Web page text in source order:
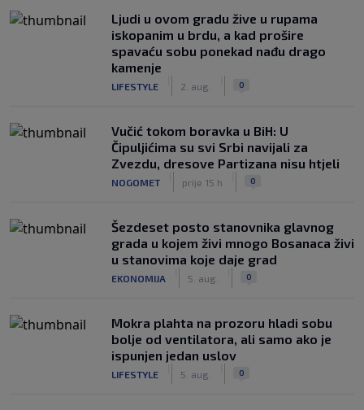
Ljudi u ovom gradu žive u rupama
iskopanim u brdu, a kad prošire
spavaću sobu ponekad nađu drago
kamenje
LIFESTYLE 2. aug. 0
Vučić tokom boravka u BiH: U
Čipuljićima su svi Srbi navijali za
Zvezdu, dresove Partizana nisu htjeli
NOGOMET prije 15 h 0
Šezdeset posto stanovnika glavnog
grada u kojem živi mnogo Bosanaca živi
u stanovima koje daje grad
EKONOMIJA 5. aug. 0
Mokra plahta na prozoru hladi sobu
bolje od ventilatora, ali samo ako je
ispunjen jedan uslov
LIFESTYLE 5. aug. 0